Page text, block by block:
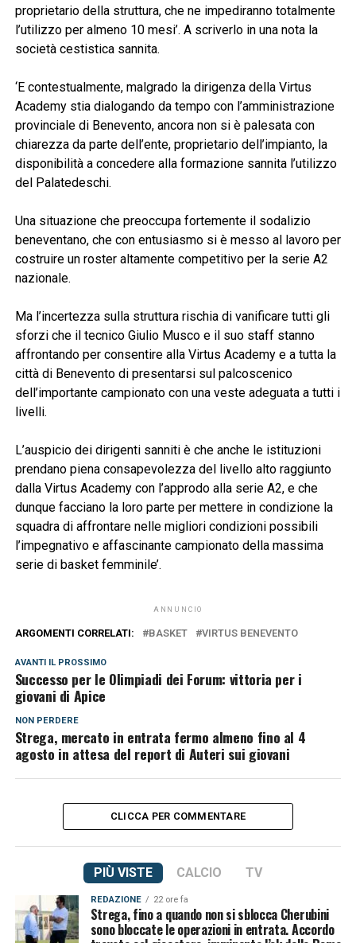
proprietario della struttura, che ne impediranno totalmente
l’utilizzo per almeno 10 mesi’. A scriverlo in una nota la
società cestistica sannita.
‘E contestualmente, malgrado la dirigenza della Virtus
Academy stia dialogando da tempo con l’amministrazione
provinciale di Benevento, ancora non si è palesata con
chiarezza da parte dell’ente, proprietario dell’impianto, la
disponibilità a concedere alla formazione sannita l’utilizzo
del Palatedeschi.
Una situazione che preoccupa fortemente il sodalizio
beneventano, che con entusiasmo si è messo al lavoro per
costruire un roster altamente competitivo per la serie A2
nazionale.
Ma l’incertezza sulla struttura rischia di vanificare tutti gli
sforzi che il tecnico Giulio Musco e il suo staff stanno
affrontando per consentire alla Virtus Academy e a tutta la
città di Benevento di presentarsi sul palcoscenico
dell’importante campionato con una veste adeguata a tutti i
livelli.
L’auspicio dei dirigenti sanniti è che anche le istituzioni
prendano piena consapevolezza del livello alto raggiunto
dalla Virtus Academy con l’approdo alla serie A2, e che
dunque facciano la loro parte per mettere in condizione la
squadra di affrontare nelle migliori condizioni possibili
l’impegnativo e affascinante campionato della massima
serie di basket femminile’.
ANNUNCIO
ARGOMENTI CORRELATI: BASKET VIRTUS BENEVENTO
AVANTI IL ​​PROSSIMO
Successo per le Olimpiadi dei Forum: vittoria per i
giovani di Apice
NON PERDERE
Strega, mercato in entrata fermo almeno fino al 4
agosto in attesa del report di Auteri sui giovani
CLICCA PER COMMENTARE
PIÙ VISTE CALCIO TV
REDAZIONE 22 ore fa
Strega, fino a quando non si sblocca Cherubini
sono bloccate le operazioni in entrata. Accordo